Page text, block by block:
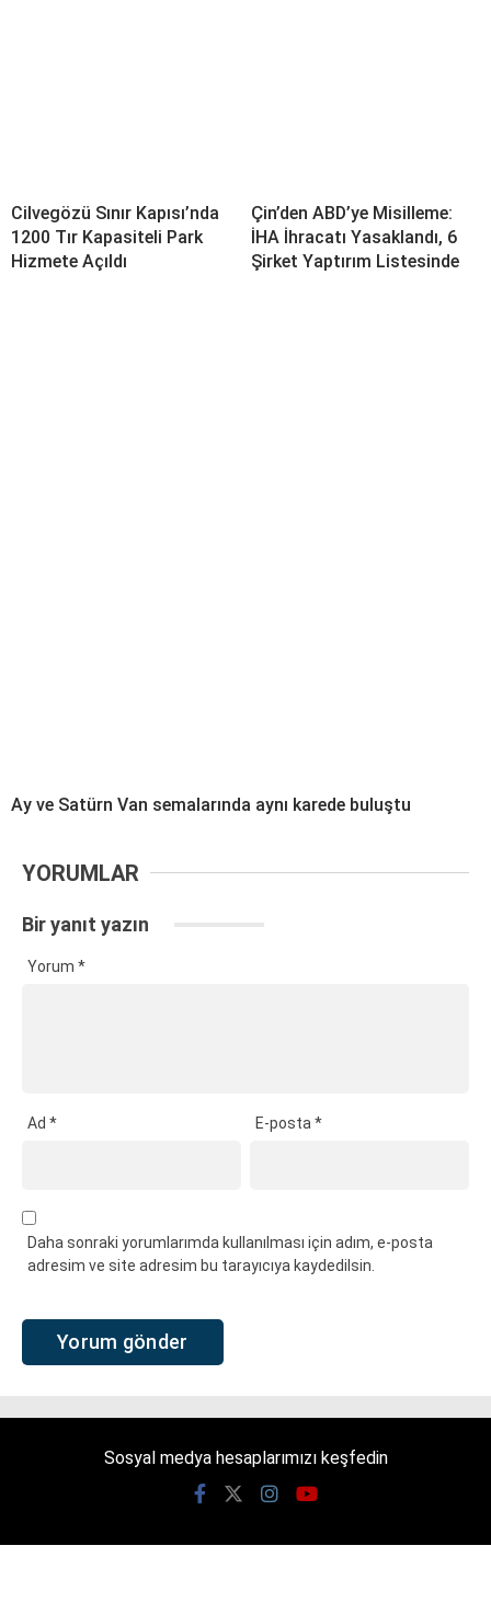
Cilvegözü Sınır Kapısı’nda
1200 Tır Kapasiteli Park
Hizmete Açıldı
Çin’den ABD’ye Misilleme:
İHA İhracatı Yasaklandı, 6
Şirket Yaptırım Listesinde
Ay ve Satürn Van semalarında aynı karede buluştu
YORUMLAR
Bir yanıt yazın
Yorum *
Ad * E-posta*
Daha sonraki yorumlarımda kullanılması için adım, e-posta
adresim ve site adresim bu tarayıcıya kaydedilsin.
Sosyal medya hesaplarımızı keşfedin